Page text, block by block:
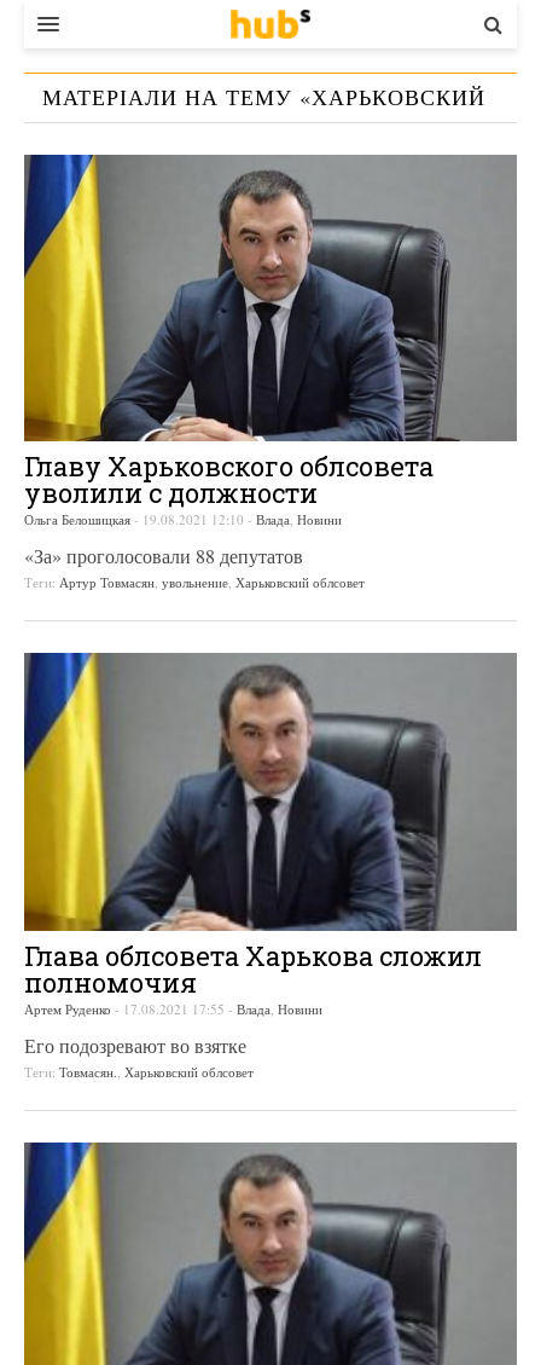
ВЛАДА
ЕКОНОМІКА
БІЗНЕС
СТАРТЕР
КОНТАКТИ
МАТЕРІАЛИ НА ТЕМУ «ХАРЬКОВСКИЙ
Главу Харьковского облсовета
уволили с должности
Ольга Белошицкая - 19.08.2021 12:10 - Влада Новини
«За» проголосовали 88 депутатов
Теги: Артур Товмасян увольнение Харьковский облсовет
Глава облсовета Харькова сложил
полномочия
Артем Руденко - 17.08.2021 17:55 - Влада, Новини
Его подозревают во взятке
Теги: Товмасян., Харьковский облсовет